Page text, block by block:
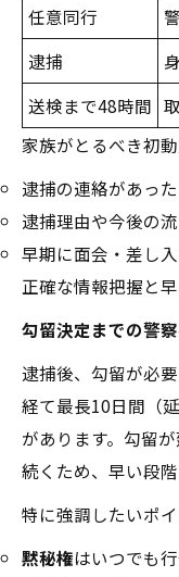
任意同行
逮捕
送検まで48時間
家族がとるべき初
逮捕の連絡があっ
逮捕理由や今後の
早期に面会・差し
正確な情報把握と
勾留決定までの警
逮捕後、勾留が必
経て最長10日間（
があります。勾留
続くため、早い段
特に強調したいポ
黙秘権はいつでも